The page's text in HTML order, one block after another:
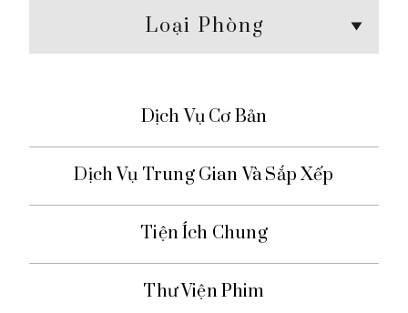
Loại Phòng
Dịch Vụ Cơ Bản
Dịch Vụ Trung Gian Và Sắp Xếp
Tiện Ích Chung
Thư Viện Phim